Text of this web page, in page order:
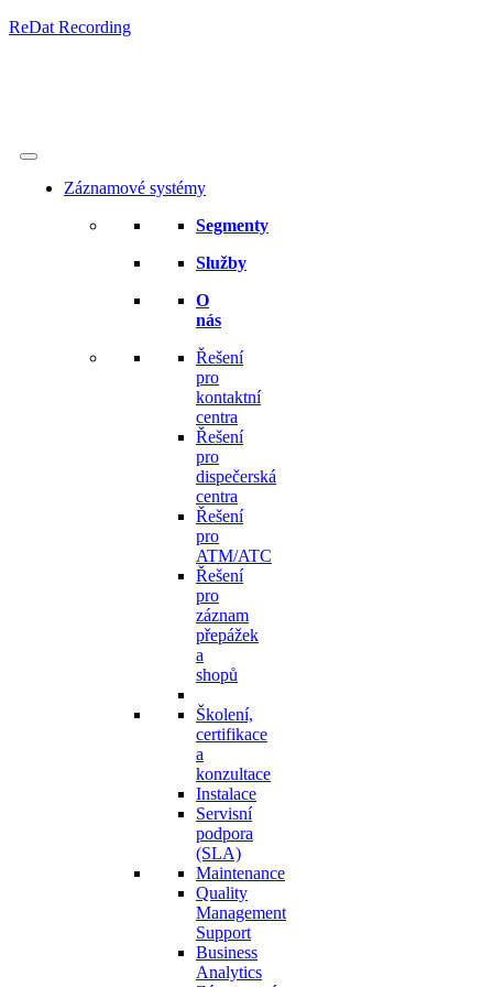
ReDat Recording
Záznamové systémy
Segmenty
Služby
O
nás
Řešení
pro
kontaktní
centra
Řešení
pro
dispečerská
centra
Řešení
pro
ATM/ATC
Řešení
pro
záznam
přepážek
a
shopů
Školení,
certifikace
a
konzultace
Instalace
Servisní
podpora
(SLA)​
Maintenance
Quality
Management
Support
Business
Analytics